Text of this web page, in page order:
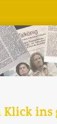
ins